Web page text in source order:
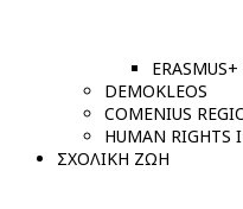
DEMOKLEOS
COMENIUS
HUMAN RIGHTS
ΣΧΟΛΙΚΗ ΖΩΗ